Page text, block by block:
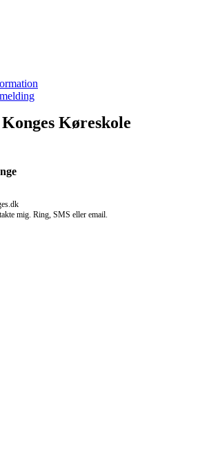
Køreskole
mig. Ring, SMS eller email.